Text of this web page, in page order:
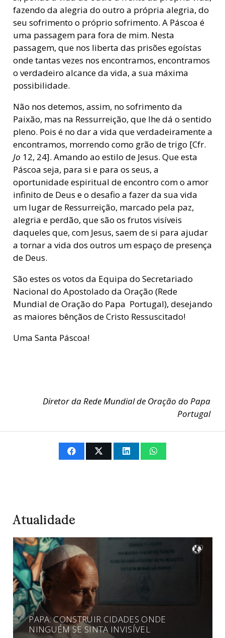
fazendo da alegria do outro a própria alegria, do
seu sofrimento o próprio sofrimento. A Páscoa é
uma passagem para fora de mim. Nesta
passagem, que nos liberta das prisões egoístas
onde tantas vezes nos encontramos, encontramos
o verdadeiro alcance da vida, a sua máxima
possibilidade.
Não nos detemos, assim, no sofrimento da
Paixão, mas na Ressurreição, que lhe dá o sentido
pleno. Pois é no dar a vida que verdadeiramente a
encontramos, morrendo como grão de trigo [Cfr.
Jo 12, 24]. Amando ao estilo de Jesus. Que esta
Páscoa seja, para si e para os seus, a
oportunidade espiritual de encontro com o amor
infinito de Deus e o desafio a fazer da sua vida
um lugar de Ressurreição, marcado pela paz,
alegria e perdão, que são os frutos visíveis
daqueles que, com Jesus, saem de si para ajudar
a tornar a vida dos outros um espaço de presença
de Deus.
São estes os votos da Equipa do Secretariado
Nacional do Apostolado da Oração (Rede
Mundial de Oração do Papa  Portugal), desejando
as maiores bênçãos de Cristo Ressuscitado!
Uma Santa Páscoa!
Diretor da Rede Mundial de Oração do Papa 
Portugal
Atualidade
PAPA: CONSTRUIR CIDADES ONDE
NINGUÉM SE SINTA INVISÍVEL